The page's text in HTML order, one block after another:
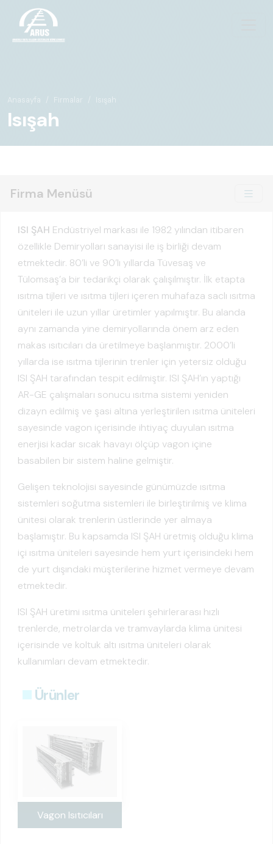
Anasayfa Firmalar Isışah
Isışah
Firma Menüsü
ISI ŞAH Endüstriyel markası ile 1982 yılından itibaren
özellikle Demiryolları sanayisi ile iş birliği devam
etmektedir. 80’li ve 90’lı yıllarda Tüvesaş ve
Tülomsaş’a bir tedarikçi olarak çalışılmıştır. İlk etapta
ısıtma tijleri ve ısıtma tijleri içeren muhafaza saclı ısıtma
üniteleri ile uzun yıllar üretimler yapılmıştır. Bu alanda
aynı zamanda yine demiryollarında önem arz eden
makas ısıtıcıları da üretilmeye başlanmıştır. 2000’li
yıllarda ise ısıtma tijlerinin trenler için yetersiz olduğu
ISI ŞAH tarafından tespit edilmiştir. ISI ŞAH’ın yaptığı
AR-GE çalışmaları sonucu ısıtma sistemi yeniden
dizayn edilmiş ve şasi altına yerleştirilen ısıtma üniteleri
sayesinde vagon içerisinde ihtiyaç duyulan ısıtma
enerjisi kadar sıcak havayı ölçüp vagon içine
basabilen bir sistem haline gelmiştir.
Gelişen teknolojisi sayesinde günümüzde ısıtma
sistemleri soğutma sistemleri ile birleştirilmiş ve klima
ünitesi olarak trenlerin üstlerinde yer almaya
başlamıştır. Bu kapsamda ISI ŞAH üretmiş olduğu klima
içi ısıtma üniteleri sayesinde hem yurt içerisindeki hem
de yurt dışındaki müşterilerine hizmet vermeye devam
etmektedir.
ISI ŞAH üretimi ısıtma üniteleri şehirlerarası hızlı
trenlerde, metrolarda ve tramvaylarda klima ünitesi
içerisinde ve koltuk altı ısıtma üniteleri olarak
kullanımları devam etmektedir.
Ürünler
Vagon Isıtıcıları